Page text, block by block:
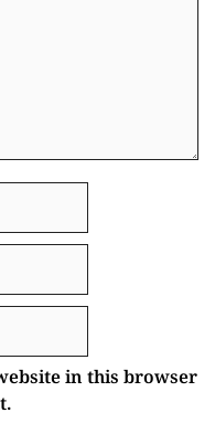
in this browser